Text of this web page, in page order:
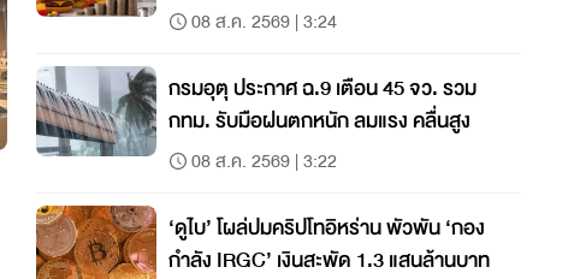
08 ส.ค. 2569 | 3:24
กรมอุตุ ประกาศ ฉ.9 เตือน 45 จว. รวม
กทม. รับมือฝนตกหนัก ลมแรง คลื่นสูง
08 ส.ค. 2569 | 3:22
‘ดูไบ’ โผล่ปมคริปโทอิหร่าน พัวพัน ‘กอง
กำลัง IRGC’ เงินสะพัด 1.3 แสนล้านบาท